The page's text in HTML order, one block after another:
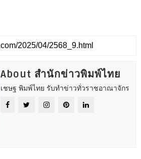
About สำนักข่าวพิมพ์ไทย
เชษฐ พิมพ์ไทย รับทำข่าวทั่วราชอาณาจักร